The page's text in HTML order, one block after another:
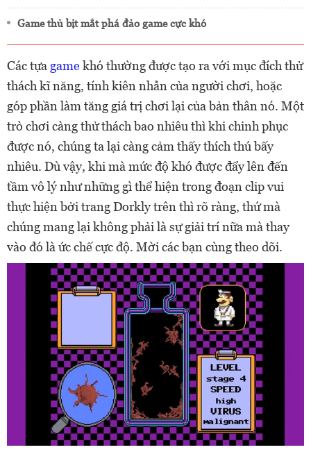
Game thủ bịt mắt phá đảo game cực khó
Các tựa gamekhó thường được tạo ra với mục đích thử
thách kĩ năng, tính kiên nhẫn của người chơi, hoặc
góp phần làm tăng giá trị chơi lại của bản thân nó. Một
trò chơi càng thử thách bao nhiêu thì khi chinh phục
được nó, chúng ta lại càng cảm thấy thích thú bấy
nhiêu. Dù vậy, khi mà mức độ khó được đẩy lên đến
tầm vô lý như những gì thể hiện trong đoạn clip vui
thực hiện bởi trang Dorkly trên thì rõ ràng, thứ mà
chúng mang lại không phải là sự giải trí nữa mà thay
vào đó là ức chế cực độ. Mời các bạn cùng theo dõi.